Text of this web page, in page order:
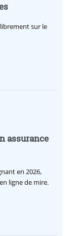
sur le
assurance
en 2026,
ligne de mire.